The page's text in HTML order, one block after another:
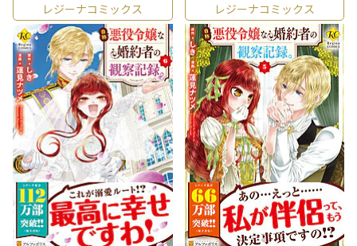
2019/06/10：増刷
レジーナコミックス「自称悪役令嬢な婚約者の観察記録。1」
（画:蓮見ナツメ／作:しき）がまたまた増刷！ 4刷3万1千部突
破となりました!!
2019/02/07：増刷
レジーナコミックス「自称悪役令嬢な婚約者の観察記録。1」
（画:蓮見ナツメ／作:しき）がまたまた増刷！ 3刷2万8千部突
破となりました!!
2018/12/27： 増刷
レジーナコミックス新刊「自称悪役令嬢な婚約者の観察記録。
1」（画:蓮見ナツメ／作:しき） がたちまち増刷！ 2刷2万5千
部突破となりました!!
レジーナコミックス レジーナコミックス